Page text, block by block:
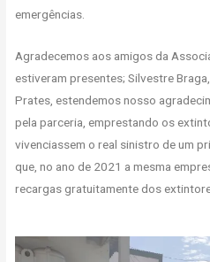
emergências.
Agradecemos aos amigos da
estiveram presentes; Silvestre
Prates, estendemos nosso
pela parceria, emprestando os
vivenciassem o real sinistro de um
que, no ano de 2021 a mesma
recargas gratuitamente dos